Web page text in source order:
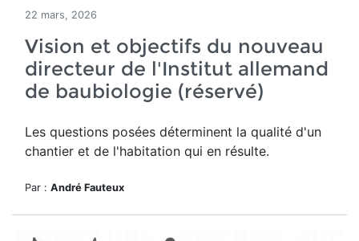
22 mars, 2026
Vision et objectifs du nouveau
directeur de l'Institut allemand
de baubiologie (réservé)
Les questions posées déterminent la qualité d'un
chantier et de l'habitation qui en résulte.
Par : André Fauteux